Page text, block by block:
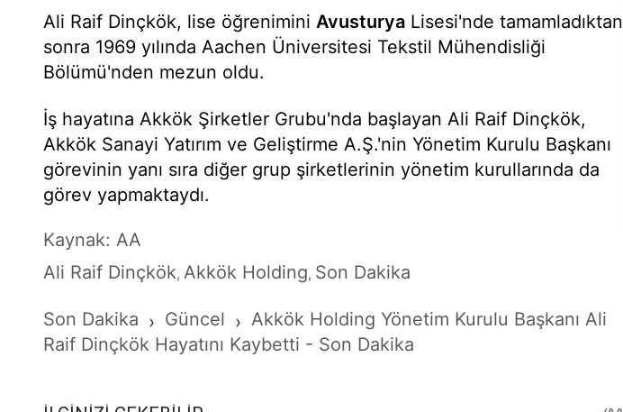
Ali Raif Dinçkök, lise öğrenimini Avusturya Lisesi'nde tamamladıktan
sonra 1969 yılında Aachen Üniversitesi Tekstil Mühendisliği
Bölümü'nden mezun oldu.
İş hayatına Akkök Şirketler Grubu'nda başlayan Ali Raif Dinçkök,
Akkök Sanayi Yatırım ve Geliştirme A.Ş.'nin Yönetim Kurulu Başkanı
görevinin yanı sıra diğer grup şirketlerinin yönetim kurullarında da
görev yapmaktaydı.
Kaynak: AA
Ali Raif Dinçkök, Akkök Holding, Son Dakika
Son Dakika › Güncel › Akkök Holding Yönetim Kurulu Başkanı Ali
Raif Dinçkök Hayatını Kaybetti - Son Dakika